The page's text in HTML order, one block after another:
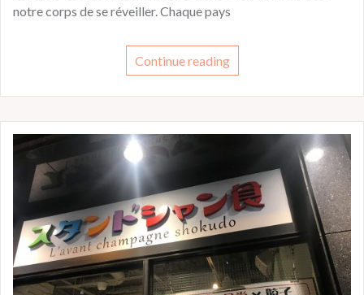
notre corps de se réveiller. Chaque pays
Continue reading